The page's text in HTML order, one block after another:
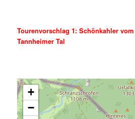
Tourenvorschlag 1: Schönkahler
Tannheimer Tal
+
−